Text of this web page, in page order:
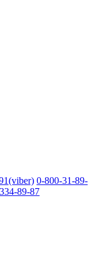
(viber) 0-800-31-89-
89-87